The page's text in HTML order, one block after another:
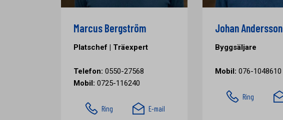
Marcus Bergström
Platschef | Träexpert
Telefon: 0550-27568
Mobil: 0725-116240
Ring E-mail
Johan Andersson
Byggsäljare
Mobil: 076-1048610
Ring